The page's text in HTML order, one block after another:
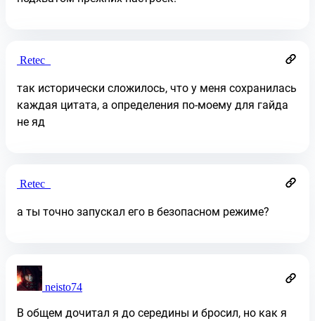
Retec_
так исторически сложилось, что у меня сохранилась
каждая цитата, а определения по-моему для гайда
не яд
Retec_
а ты точно запускал его в безопасном режиме?
neisto74
В общем дочитал я до середины и бросил, но как я